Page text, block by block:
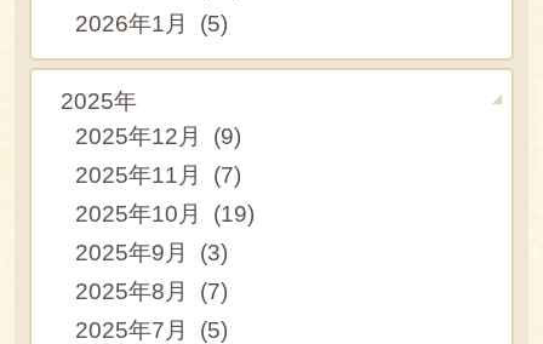
2026年1月 (5)
2025年
2025年12月 (9)
2025年11月 (7)
2025年10月 (19)
2025年9月 (3)
2025年8月 (7)
2025年7月 (5)